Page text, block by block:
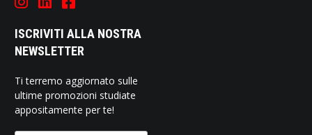
ISCRIVITI ALLA NOSTRA
NEWSLETTER
Ti terremo aggiornato sulle
ultime promozioni studiate
appositamente per te!